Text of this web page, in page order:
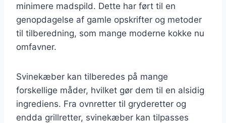
minimere madspild. Dette har ført til en
genopdagelse af gamle opskrifter og metoder
til tilberedning, som mange moderne kokke nu
omfavner.
Svinekæber kan tilberedes på mange
forskellige måder, hvilket gør dem til en alsidig
ingrediens. Fra ovnretter til gryderetter og
endda grillretter, svinekæber kan tilpasses